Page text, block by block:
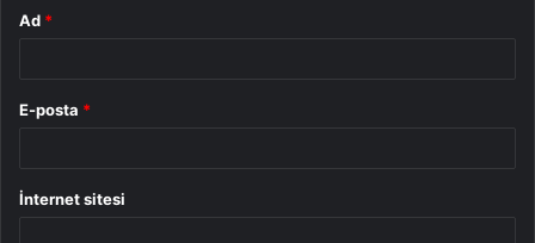
Ad *
E-posta *
İnternet sitesi